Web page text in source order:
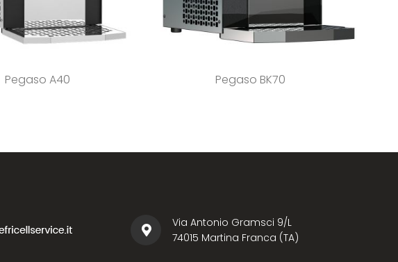
Pegaso A40 Pegaso BK70
Via Antonio Gramsci 9/L
74015 Martina Franca (TA)